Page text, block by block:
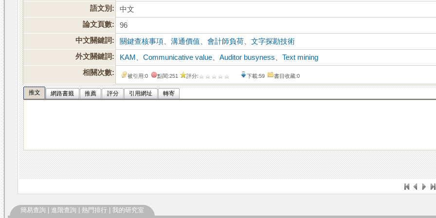
語文別:
中文
論文頁數:
96
中文關鍵詞:
關鍵查核事項 、溝通價值 、會計師負荷 、文字探勘技術
外文關鍵詞:
KAM 、Communicative value 、Auditor busyness 、Text mining
相關次數:
被引用:0 點閱:251 評分: 下載:59 書目收藏:0
推文 網路書籤 推薦 評分 引用網址 轉寄
簡易查詢 進階查詢 熱門排行 我的研究室